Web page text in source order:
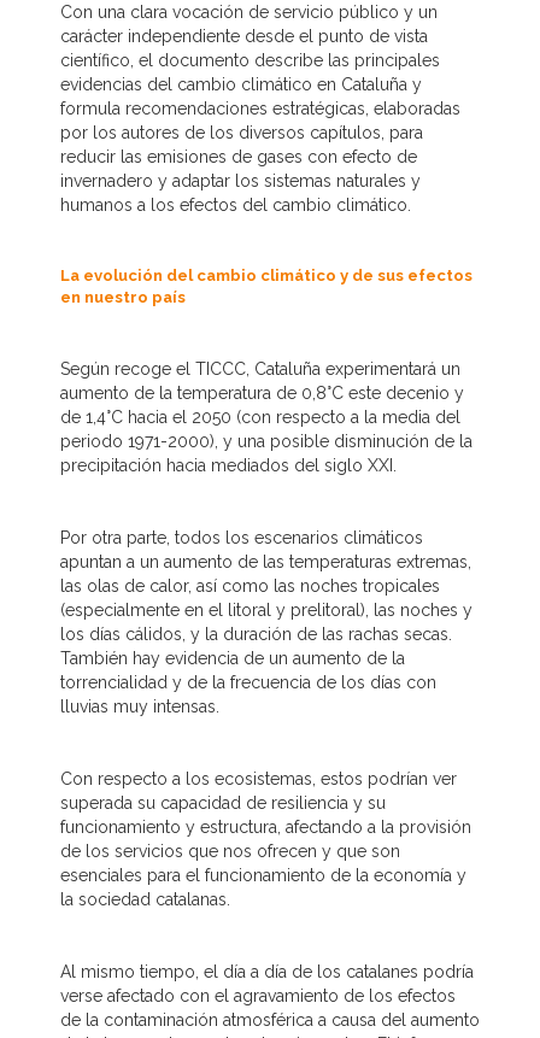
Con una clara vocación de servicio público y un
carácter independiente desde el punto de vista
científico, el documento describe las principales
evidencias del cambio climático en Cataluña y
formula recomendaciones estratégicas, elaboradas
por los autores de los diversos capítulos, para
reducir las emisiones de gases con efecto de
invernadero y adaptar los sistemas naturales y
humanos a los efectos del cambio climático.
La evolución del cambio climático y de sus efectos
en nuestro país
Según recoge el TICCC, Cataluña experimentará un
aumento de la temperatura de 0,8°C este decenio y
de 1,4°C hacia el 2050 (con respecto a la media del
periodo 1971-2000), y una posible disminución de la
precipitación hacia mediados del siglo XXI.
Por otra parte, todos los escenarios climáticos
apuntan a un aumento de las temperaturas extremas,
las olas de calor, así como las noches tropicales
(especialmente en el litoral y prelitoral), las noches y
los días cálidos, y la duración de las rachas secas.
También hay evidencia de un aumento de la
torrencialidad y de la frecuencia de los días con
lluvias muy intensas.
Con respecto a los ecosistemas, estos podrían ver
superada su capacidad de resiliencia y su
funcionamiento y estructura, afectando a la provisión
de los servicios que nos ofrecen y que son
esenciales para el funcionamiento de la economía y
la sociedad catalanas.
Al mismo tiempo, el día a día de los catalanes podría
verse afectado con el agravamiento de los efectos
de la contaminación atmosférica a causa del aumento